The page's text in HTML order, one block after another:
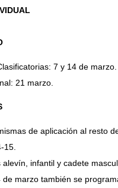
7 y 14 de marzo.
21 marzo.
de aplicación al resto
15.
alevín, infantil y cadete
de marzo también se